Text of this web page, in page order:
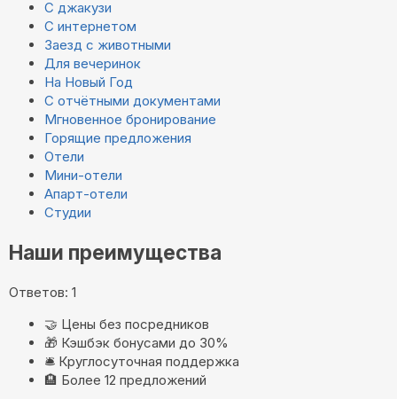
С джакузи
С интернетом
Заезд с животными
Для вечеринок
На Новый Год
С отчётными документами
Мгновенное бронирование
Горящие предложения
Отели
Мини-отели
Апарт-отели
Студии
Наши преимущества
Ответов: 1
🤝 Цены без посредников
🎁 Кэшбэк бонусами до 30%
🛎️ Круглосуточная поддержка
🏨 Более 12 предложений